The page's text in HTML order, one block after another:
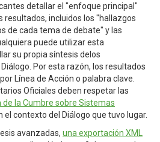
detallar el "enfoque principal"
resultados, incluidos los "hallazgos
de cada tema de debate" y las
puede utilizar esta
su propia síntesis delos
Por esta razón, los resultados
Línea de Acción o palabra clave.
Oficiales deben respetar las
la Cumbre sobre Sistemas
el contexto del Diálogo que tuvo lugar.
avanzadas, una exportación XML